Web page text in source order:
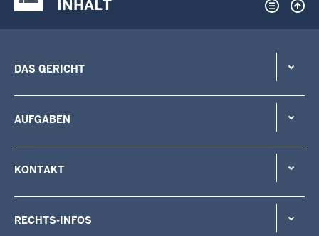
INHALT
DAS GERICHT
AUFGABEN
KONTAKT
RECHTS-INFOS